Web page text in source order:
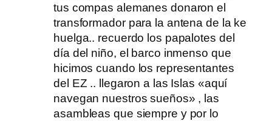
tus compas alemanes donaron el
transformador para la antena de la ke
huelga.. recuerdo los papalotes del
día del niño, el barco inmenso que
hicimos cuando los representantes
del EZ .. llegaron a las Islas «aquí
navegan nuestros sueños» , las
asambleas que siempre y por lo